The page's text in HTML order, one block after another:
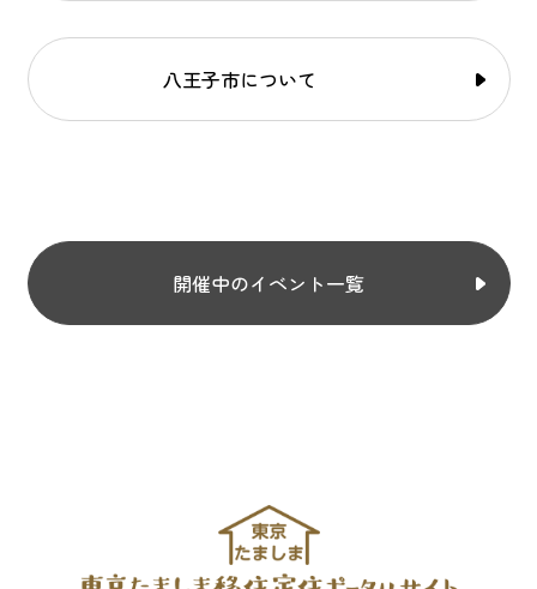
八王子市について
開催中のイベント一覧